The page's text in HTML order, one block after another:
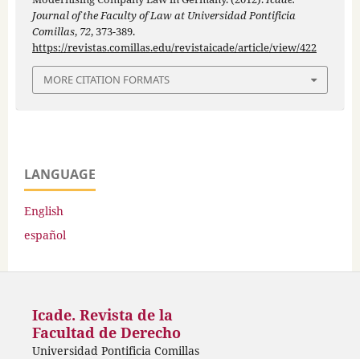
Journal of the Faculty of Law at Universidad Pontificia
Comillas, 72, 373-389.
https://revistas.comillas.edu/revistaicade/article/view/422
MORE CITATION FORMATS
LANGUAGE
English
español
Icade. Revista de la
Facultad de Derecho
Universidad Pontificia Comillas